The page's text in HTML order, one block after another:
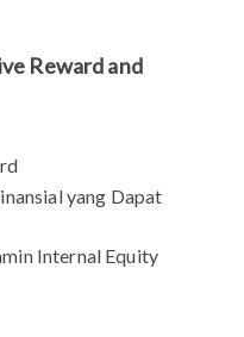
Reward and
yang Dapat
Internal Equity